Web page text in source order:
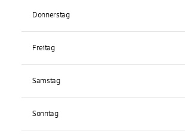
Donnerstag
Freitag
Samstag
Sonntag